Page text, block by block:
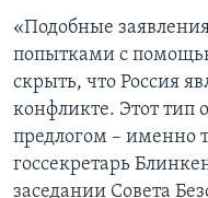
«Подобные
попытками с
скрыть, что Россия
конфликте. Этот
предлогом – именно
госсекретарь
заседании Совета